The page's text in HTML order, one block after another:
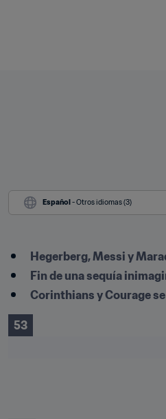
Español - Otros idiomas (3)
Hegerberg, Messi y
Fin de una sequía
Corinthians y Courage
53